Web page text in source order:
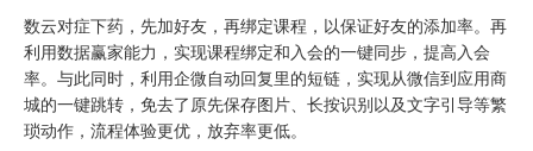
数云对症下药，先加好友，再绑定课程，以保证好友的添加率。再
利用数据赢家能力，实现课程绑定和入会的一键同步，提高入会
率。与此同时，利用企微自动回复里的短链，实现从微信到应用商
城的一键跳转，免去了原先保存图片、长按识别以及文字引导等繁
琐动作，流程体验更优，放弃率更低。